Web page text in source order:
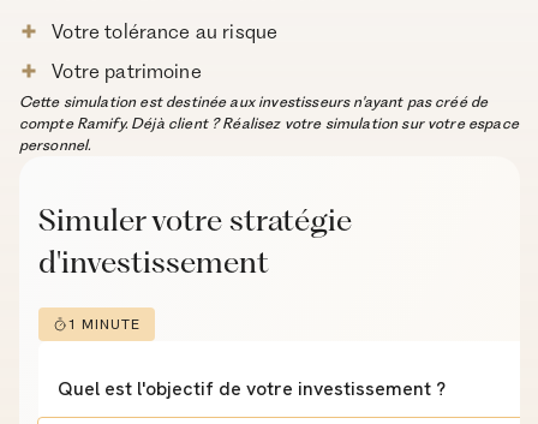
Votre tolérance au risque
Votre patrimoine
Cette simulation est destinée aux investisseurs n'ayant pas créé de
compte Ramify. Déjà client ? Réalisez votre simulation sur votre espace
personnel.